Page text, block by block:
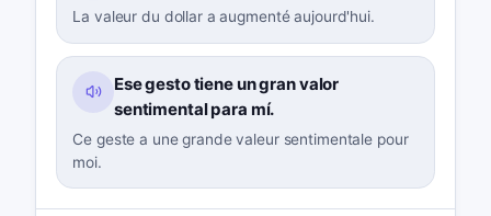
La valeur du dollar a augmenté aujourd'hui.
Ese gesto tiene un gran valor
sentimental para mí.
Ce geste a une grande valeur sentimentale pour
moi.